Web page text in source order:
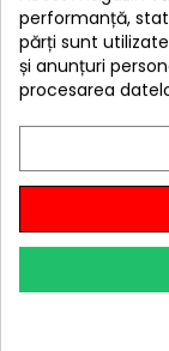
Cleste
performanță,
părți sunt
și anunțuri
procesarea